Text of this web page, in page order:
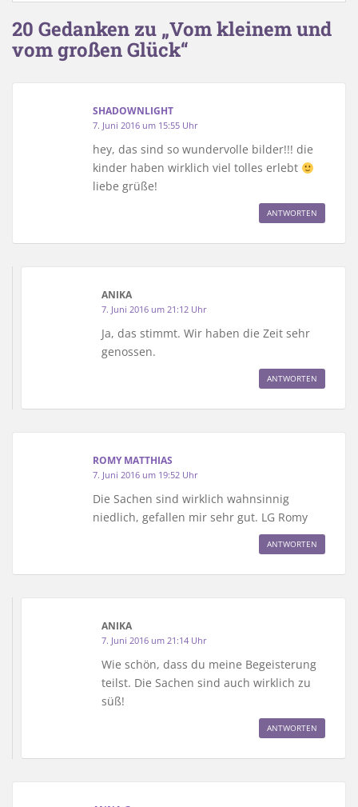
20 Gedanken zu „Vom kleinem und
vom großen Glück“
SHADOWNLIGHT
7. Juni 2016 um 15:55 Uhr
hey, das sind so wundervolle bilder!!! die
kinder haben wirklich viel tolles erlebt
liebe grüße!
ANTWORTEN
ANIKA
7. Juni 2016 um 21:12 Uhr
Ja, das stimmt. Wir haben die Zeit sehr
genossen.
ANTWORTEN
ROMY MATTHIAS
7. Juni 2016 um 19:52 Uhr
Die Sachen sind wirklich wahnsinnig
niedlich, gefallen mir sehr gut. LG Romy
ANTWORTEN
ANIKA
7. Juni 2016 um 21:14 Uhr
Wie schön, dass du meine Begeisterung
teilst. Die Sachen sind auch wirklich zu
süß!
ANTWORTEN